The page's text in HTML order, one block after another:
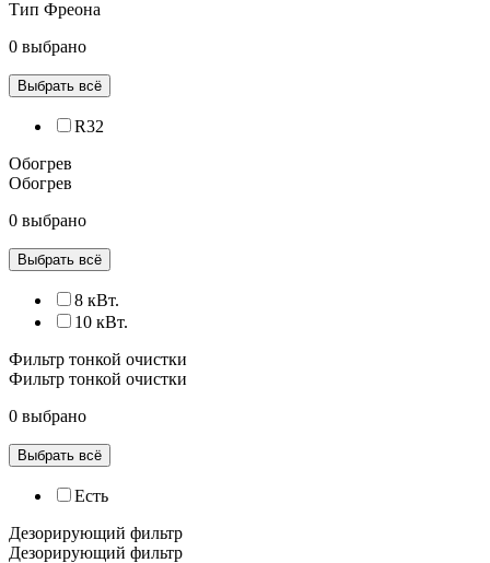
Тип Фреона
0 выбрано
Выбрать всё
R32
Обогрев
Обогрев
0 выбрано
Выбрать всё
8 кВт.
10 кВт.
Фильтр тонкой очистки
Фильтр тонкой очистки
0 выбрано
Выбрать всё
Есть
Дезорирующий фильтр
Дезорирующий фильтр